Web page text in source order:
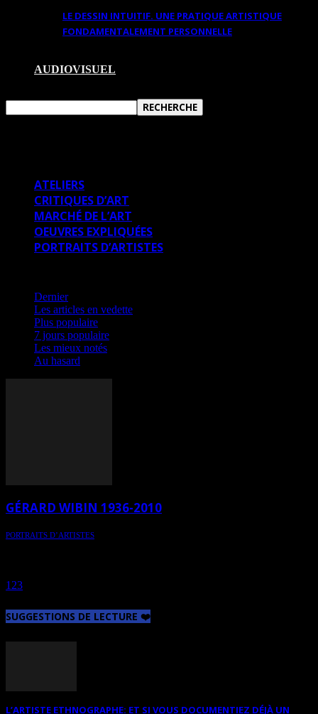
LE DESSIN INTUITIF. UNE PRATIQUE ARTISTIQUE
FONDAMENTALEMENT PERSONNELLE
AUDIOVISUEL
ATELIERS
CRITIQUES D’ART
MARCHÉ DE L’ART
OEUVRES EXPLIQUÉES
PORTRAITS D’ARTISTES
Dernier
Les articles en vedette
Plus populaire
7 jours populaire
Les mieux notés
Au hasard
GÉRARD WIBIN 1936-2010
PORTRAITS D’ARTISTES
1 23
SUGGESTIONS DE LECTURE ❤️
L’ARTISTE ETHNOGRAPHE: ET SI VOUS DOCUMENTIEZ DÉJÀ UN